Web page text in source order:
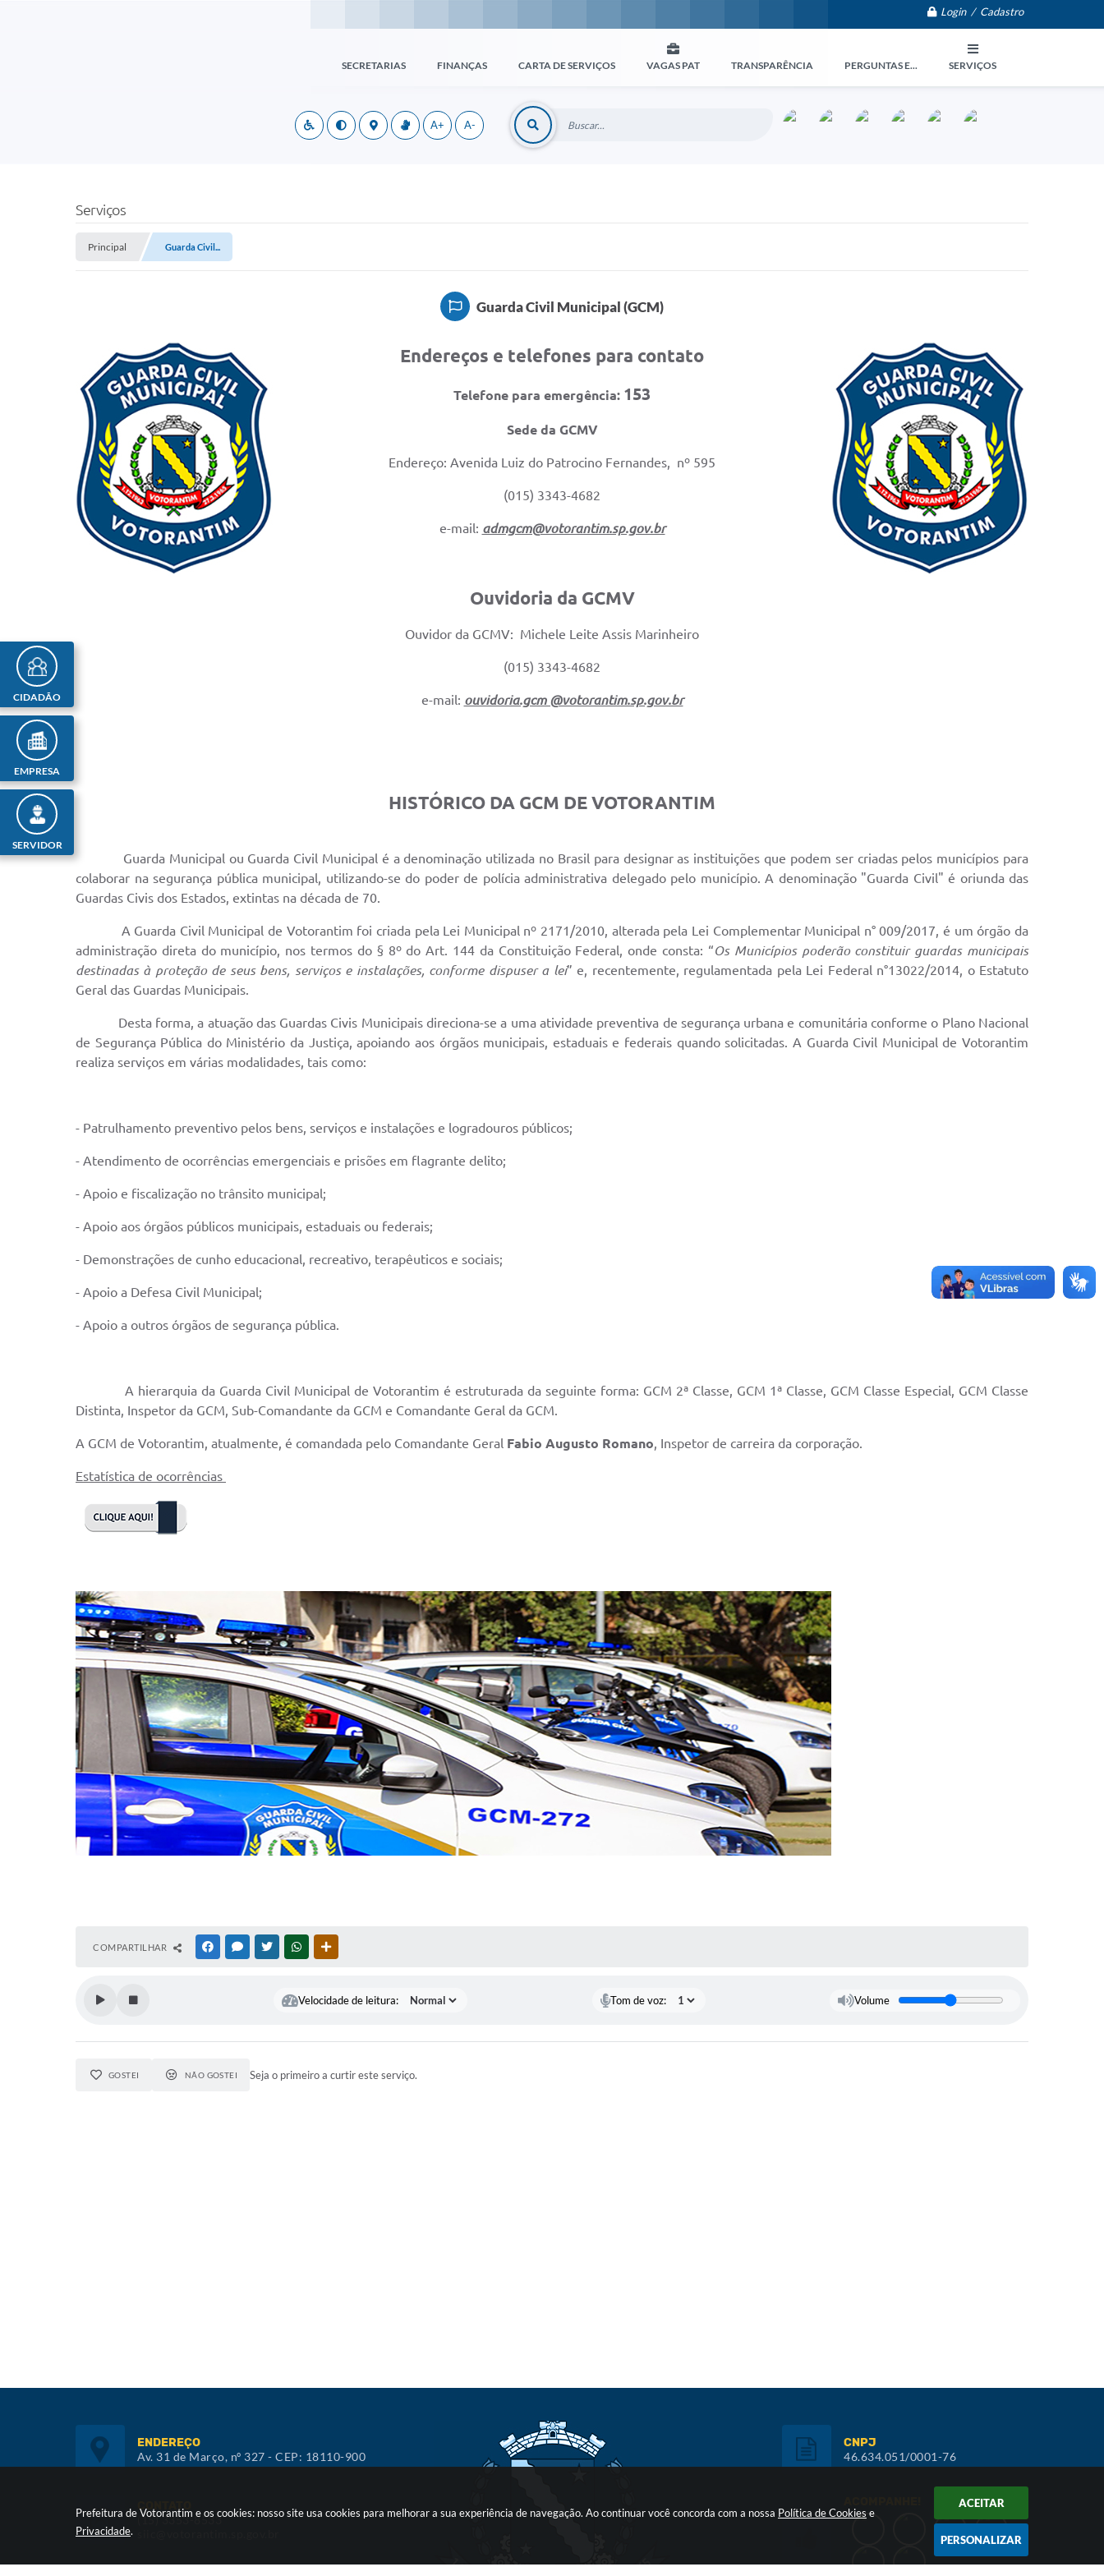
Prefeitura de Votorantim e os cookies: nosso site usa cookies para melhorar a sua experiência de navegação. Ao continuar você concorda com a nossa Política de Cookies e
Privacidade.
ACEITAR
PERSONALIZAR
Login / Cadastro
SECRETARIAS FINANÇAS CARTA DE SERVIÇOS VAGAS PAT TRANSPARÊNCIA PERGUNTAS E... SERVIÇOS
A+ A-
CIDADÃO
EMPRESA
SERVIDOR
Serviços
Principal Guarda Civil...
Guarda Civil Municipal (GCM)
Endereços e telefones para contato
Telefone para emergência: 153
Sede da GCMV
Endereço: Avenida Luiz do Patrocino Fernandes, nº 595
(015) 3343-4682
e-mail: admgcm@votorantim.sp.gov.br
Ouvidoria da GCMV
Ouvidor da GCMV: Michele Leite Assis Marinheiro
(015) 3343-4682
e-mail: ouvidoria.gcm @votorantim.sp.gov.br
HISTÓRICO DA GCM DE VOTORANTIM
Guarda Municipal ou Guarda Civil Municipal é a denominação utilizada no Brasil para designar as instituições que podem ser criadas pelos municípios para
colaborar na segurança pública municipal, utilizando-se do poder de polícia administrativa delegado pelo município. A denominação "Guarda Civil" é oriunda das
Guardas Civis dos Estados, extintas na década de 70.
A Guarda Civil Municipal de Votorantim foi criada pela Lei Municipal nº 2171/2010, alterada pela Lei Complementar Municipal n° 009/2017, é um órgão da
administração direta do município, nos termos do § 8º do Art. 144 da Constituição Federal, onde consta: “Os Municípios poderão constituir guardas municipais
destinadas à proteção de seus bens, serviços e instalações, conforme dispuser a lei” e, recentemente, regulamentada pela Lei Federal n°13022/2014, o Estatuto
Geral das Guardas Municipais.
Desta forma, a atuação das Guardas Civis Municipais direciona-se a uma atividade preventiva de segurança urbana e comunitária conforme o Plano Nacional
de Segurança Pública do Ministério da Justiça, apoiando aos órgãos municipais, estaduais e federais quando solicitadas. A Guarda Civil Municipal de Votorantim
realiza serviços em várias modalidades, tais como:
- Patrulhamento preventivo pelos bens, serviços e instalações e logradouros públicos;
- Atendimento de ocorrências emergenciais e prisões em flagrante delito;
- Apoio e fiscalização no trânsito municipal;
- Apoio aos órgãos públicos municipais, estaduais ou federais;
- Demonstrações de cunho educacional, recreativo, terapêuticos e sociais;
- Apoio a Defesa Civil Municipal;
- Apoio a outros órgãos de segurança pública.
A hierarquia da Guarda Civil Municipal de Votorantim é estruturada da seguinte forma: GCM 2ª Classe, GCM 1ª Classe, GCM Classe Especial, GCM Classe
Distinta, Inspetor da GCM, Sub-Comandante da GCM e Comandante Geral da GCM.
A GCM de Votorantim, atualmente, é comandada pelo Comandante Geral Fabio Augusto Romano, Inspetor de carreira da corporação.
Estatística de ocorrências
COMPARTILHAR FACEBOOKMESSENGER
TWITTERWHATSAPP
Velocidade de leitura: Tom de voz: Volume
GOSTEI NÃO GOSTEI Seja o primeiro a curtir este serviço.
ENDEREÇO
Av. 31 de Março, nº 327 - CEP: 18110-900
CONTATO
(15) 3353-8533
CNPJ
46.634.051/0001-76